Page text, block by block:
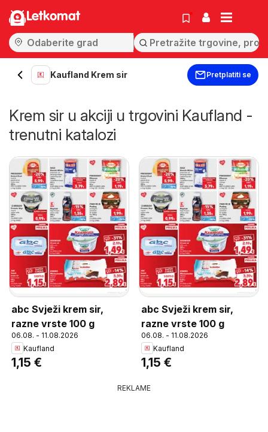
Letkomat
Kaufland Krem sir Pretplatiti se
Krem sir u akciji u trgovini Kaufland -
trenutni katalozi
abc Svježi krem sir,
razne vrste 100 g
06.08. - 11.08.2026
Kaufland
1,15 €
abc Svježi krem sir,
razne vrste 100 g
06.08. - 11.08.2026
Kaufland
1,15 €
REKLAME